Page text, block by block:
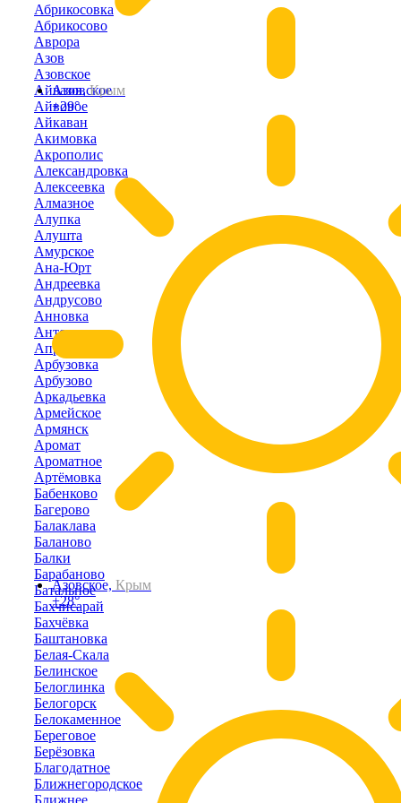
Азов,Крым
+29°
Азовское, Крым
+28°
Абрикосовка
Абрикосово
Аврора
Азов
Азовское
Айвазовское
Айвовое
Айкаван
Акимовка
Акрополис
Александровка
Алексеевка
Алмазное
Алупка
Алушта
Амурское
Ана-Юрт
Андреевка
Андрусово
Анновка
Антоновка
Апрелевка
Арбузовка
Арбузово
Аркадьевка
Армейское
Армянск
Аромат
Ароматное
Артёмовка
Бабенково
Багерово
Балаклава
Баланово
Балки
Барабаново
Батальное
Бахчисарай
Бахчёвка
Баштановка
Белая-Скала
Белинское
Белоглинка
Белогорск
Белокаменное
Береговое
Берёзовка
Благодатное
Ближнегородское
Ближнее